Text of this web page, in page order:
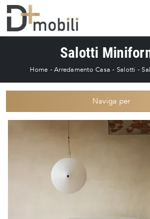
Salotti
Home -Arredamento Casa - Salotti -
Naviga per